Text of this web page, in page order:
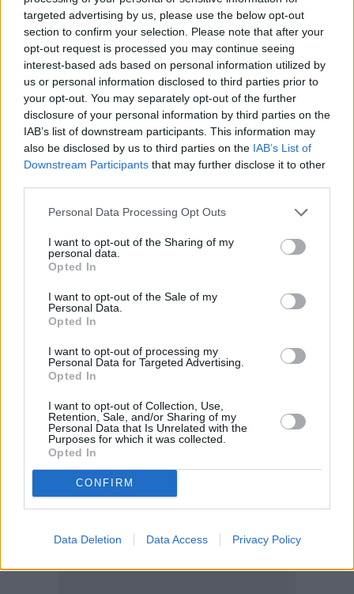
targeted advertising by us, please use the below opt-out
section to confirm your selection. Please note that after your
opt-out request is processed you may continue seeing
interest-based ads based on personal information utilized by
us or personal information disclosed to third parties prior to
your opt-out. You may separately opt-out of the further
disclosure of your personal information by third parties on the
IAB’s list of downstream participants. This information may
also be disclosed by us to third parties on the IAB’s List of
Downstream Participants that may further disclose it to other
Personal Data Processing Opt Outs
I want to opt-out of the Sharing of my
personal data.
Opted In
I want to opt-out of the Sale of my
Personal Data.
Opted In
I want to opt-out of processing my
Personal Data for Targeted Advertising.
Opted In
I want to opt-out of Collection, Use,
Retention, Sale, and/or Sharing of my
Personal Data that Is Unrelated with the
Purposes for which it was collected.
Opted In
CONFIRM
Data Deletion Data Access Privacy Policy
δεύτερη κλίμακα πέφτει από 0,264 σε 0,23194
€/kWh.
ZENITH: Οριακή αύξηση από 0,25227 σε 0,25252
€/kWh.
NRG: Σταθερά στα 0,197 €/kWh, με έκπτωση σε e-
bill και πάγια εντολή.
Φυσικό Αέριο – Ελληνική Εταιρεία Ενέργειας:
Volton: Οριακή άνοδος από 0,19936 σε 0,19961
Eunice: Ισχυρή μείωση: από 0,19929 σε 0,16425
€/kWh.
ΕΛΙΝΟΙΛ: Επίσης σημαντική μείωση, από 0,19488
σε 0,15671 €/kWh.